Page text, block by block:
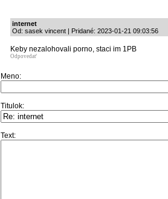
internet
Od: sasek vincent | Pridané: 2023-01-21 09:03:56
Keby nezalohovali porno, staci im 1PB
Odpovedať
Meno:
Titulok:
Text: